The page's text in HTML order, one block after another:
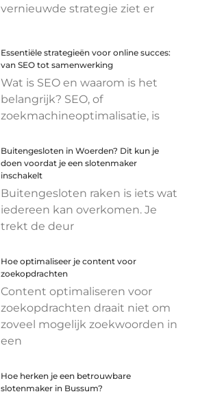
vernieuwde strategie ziet er
Essentiële strategieën voor online succes:
van SEO tot samenwerking
Wat is SEO en waarom is het
belangrijk? SEO, of
zoekmachineoptimalisatie, is
Buitengesloten in Woerden? Dit kun je
doen voordat je een slotenmaker
inschakelt
Buitengesloten raken is iets wat
iedereen kan overkomen. Je
trekt de deur
Hoe optimaliseer je content voor
zoekopdrachten
Content optimaliseren voor
zoekopdrachten draait niet om
zoveel mogelijk zoekwoorden in
een
Hoe herken je een betrouwbare
slotenmaker in Bussum?